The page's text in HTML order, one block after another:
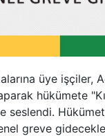
üye işçiler,
hükümete
seslendi.
greve